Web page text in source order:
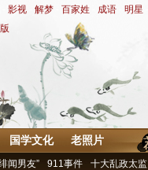
影视 解梦 百家姓 成语 明星
国学文化 老照片
闻男友” 911事件 十大乱政太监